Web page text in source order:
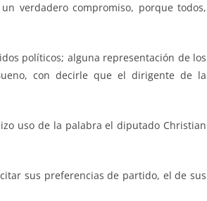
verdadero compromiso, porque todos,
políticos; alguna representación de los
con decirle que el dirigente de la
uso de la palabra el diputado Christian
sus preferencias de partido, el de sus